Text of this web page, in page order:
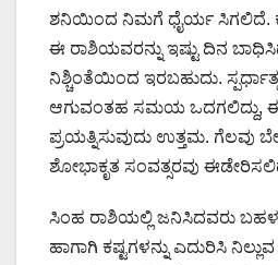
ಶನಿಯಿಂದ ನಿಮಗೆ ಧೈರ್ಯ ಸಿಗಲಿದೆ.
ಈ ರಾಶಿಯವರನ್ನು ಇಷ್ಟು ದಿನ
ನಿಶ್ಚಿಂತೆಯಿಂದ ಇರಬಹುದು.
ಆಗುವಂತಹ ಸಮಯ ಒದಗಲಿದ್ದು,
ಪ್ರಯತ್ನಿಸುವುದು ಉತ್ತಮ. ಗೆಲವು
ಶೋಭಾಕೃತ ಸಂವತ್ಸರವು
ಸಿಂಹ ರಾಶಿಯಲ್ಲಿ ಜನಿಸಿದವರು ಬಹಳ
ಹಾಗಾಗಿ ಕಷ್ಟಗಳನ್ನು ಎದುರಿಸಿ